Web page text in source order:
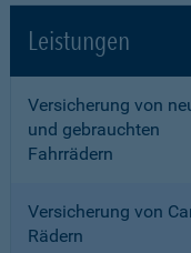
Leistungen
Versicherung von
und gebrauchten
Fahrrädern
Versicherung von
Rädern